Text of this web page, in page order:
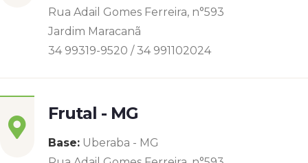
Rua Adail Gomes Ferreira, n°593
Jardim Maracanã
34 99319-9520 / 34 991102024
Frutal - MG
Base: Uberaba - MG